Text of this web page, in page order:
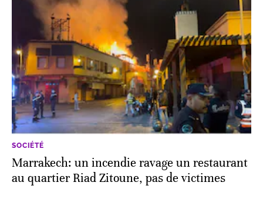
SOCIÉTÉ
Marrakech: un incendie ravage un restaurant
au quartier Riad Zitoune, pas de victimes